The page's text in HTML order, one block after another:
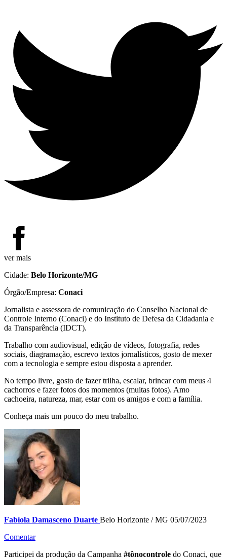
ver mais
Cidade: Belo Horizonte/MG
Órgão/Empresa: Conaci
Jornalista e assessora de comunicação do Conselho Nacional de
Controle Interno (Conaci) e do Instituto de Defesa da Cidadania e
da Transparência (IDCT).
Trabalho com audiovisual, edição de vídeos, fotografia, redes
sociais, diagramação, escrevo textos jornalísticos, gosto de mexer
com a tecnologia e sempre estou disposta a aprender.
No tempo livre, gosto de fazer trilha, escalar, brincar com meus 4
cachorros e fazer fotos dos momentos (muitas fotos). Amo
cachoeira, natureza, mar, estar com os amigos e com a família.
Conheça mais um pouco do meu trabalho.
Fabíola Damasceno Duarte Belo Horizonte / MG 05/07/2023
Comentar
Participei da produção da Campanha #tônocontrole do Conaci, que